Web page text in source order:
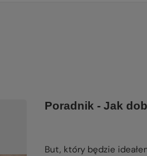
Poradnik - Jak
But, który będzie